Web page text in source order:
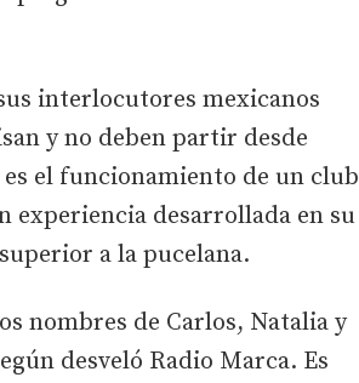
interlocutores mexicanos
y no deben partir desde
el funcionamiento de un club
experiencia desarrollada en su
a la pucelana.
nombres de Carlos, Natalia y
desveló Radio Marca. Es